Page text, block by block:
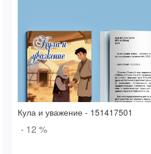
Кула и уважение - 151417501
- 12 %